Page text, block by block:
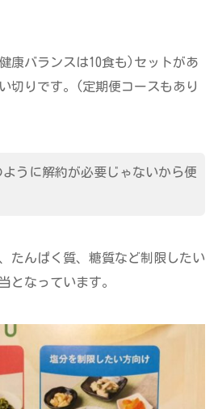
康バランスは10食も)セットがあ
切りです。(定期便コースもあり
ように解約が必要じゃないから便
たんぱく質、糖質など制限したい
となっています。